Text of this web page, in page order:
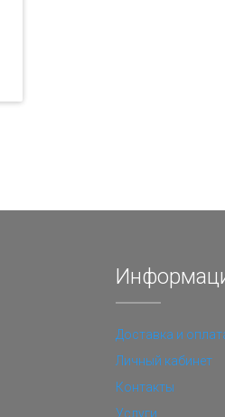
Доставка и
Личный кабинет
Контакты
Услуги